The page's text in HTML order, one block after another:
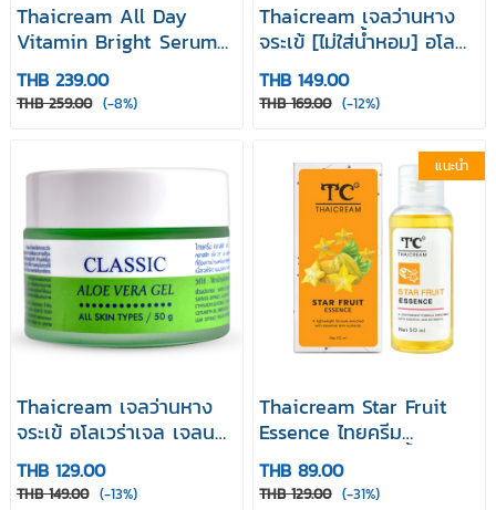
Thaicream All Day
Vitamin Bright Serum
เซรั่มมะขาม เซรั่มบำรุงหน้า
เซรั่ม ไทยครีม ออล เดย์
วิตามิน ไบรท์ เซรั่ม
THB 239.00
THB 259.00 (-8%)
Thaicream เจลว่านหาง
จระเข้ [ไม่ใส่น้ำหอม] อโล
เวร่าเจล เพื่อผิวแห้งแลดู
ชุ่มชื้น Original Aloe
Vera Gel
THB 149.00
THB 169.00 (-12%)
Thaicream เจลว่านหาง
จระเข้ อโลเวร่าเจล เจลน
วดหน้า ไทยครีม Classic
Aloe Vera Gel 50g
THB 129.00
THB 149.00 (-13%)
แนะนำ
Thaicream Star Fruit
Essence ไทยครีม
โทนเนอร์มะเฟือง น้ำตบ
โทนเนอร์เช็ดผิว 50ml
THB 89.00
THB 129.00 (-31%)